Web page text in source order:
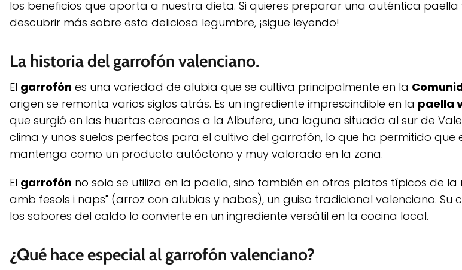
los beneficios que aporta a nuestra dieta. Si quieres preparar una auténtica
descubrir más sobre esta deliciosa legumbre, ¡sigue leyendo!
La historia del garrofón valenciano.
El garrofón es una variedad de alubia que se cultiva principalmente en la
origen se remonta varios siglos atrás. Es un ingrediente imprescindible en la paella
que surgió en las huertas cercanas a la Albufera, una laguna situada al sur de
clima y unos suelos perfectos para el cultivo del garrofón, lo que ha permitido que
mantenga como un producto autóctono y muy valorado en la zona.
El garrofón no solo se utiliza en la paella, sino también en otros platos típicos de la
amb fesols i naps" (arroz con alubias y nabos), un guiso tradicional valenciano.
los sabores del caldo lo convierte en un ingrediente versátil en la cocina local.
¿Qué hace especial al garrofón valenciano?